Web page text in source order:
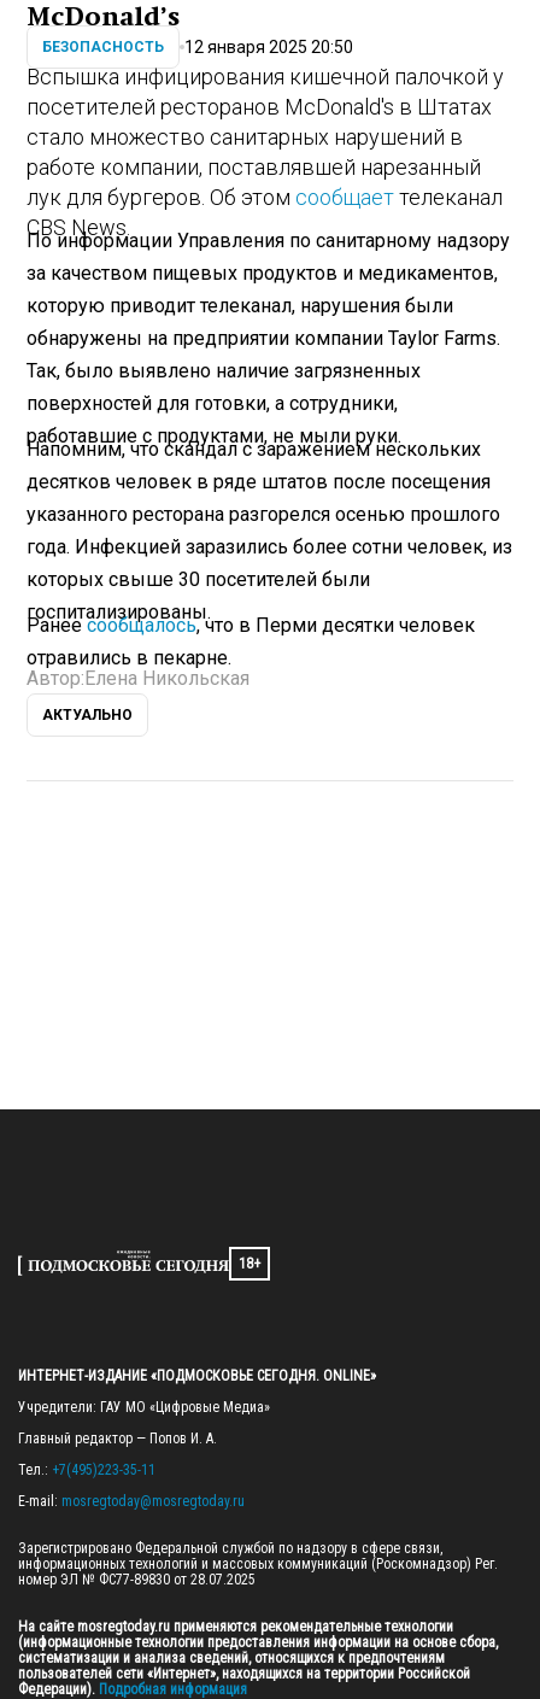
McDonald’s
БЕЗОПАСНОСТЬ 12 января 2025 20:50
Вспышка инфицирования кишечной палочкой у
посетителей ресторанов McDonald's в Штатах
стало множество санитарных нарушений в
работе компании, поставлявшей нарезанный
лук для бургеров. Об этом сообщаеттелеканал
CBS News.
По информации Управления по санитарному надзору
за качеством пищевых продуктов и медикаментов,
которую приводит телеканал, нарушения были
обнаружены на предприятии компании Taylor Farms.
Так, было выявлено наличие загрязненных
поверхностей для готовки, а сотрудники,
работавшие с продуктами, не мыли руки.
Напомним, что скандал с заражением нескольких
десятков человек в ряде штатов после посещения
указанного ресторана разгорелся осенью прошлого
года. Инфекцией заразились более сотни человек, из
которых свыше 30 посетителей были
госпитализированы.
Ранеесообщалось, что в Перми десятки человек
отравились в пекарне.
Автор:Елена Никольская
АКТУАЛЬНО
18+
ИНТЕРНЕТ-ИЗДАНИЕ «ПОДМОСКОВЬЕ СЕГОДНЯ. ONLINE»
Учредители: ГАУ МО «Цифровые Медиа»
Главный редактор — Попов И. А.
Тел.: +7(495)223-35-11
E-mail: mosregtoday@mosregtoday.ru
Зарегистрировано Федеральной службой по надзору в сфере связи,
информационных технологий и массовых коммуникаций (Роскомнадзор) Рег.
номер ЭЛ № ФС77-89830 от 28.07.2025
На сайте mosregtoday.ru применяются рекомендательные технологии
(информационные технологии предоставления информации на основе сбора,
систематизации и анализа сведений, относящихся к предпочтениям
пользователей сети «Интернет», находящихся на территории Российской
Федерации). Подробная информация